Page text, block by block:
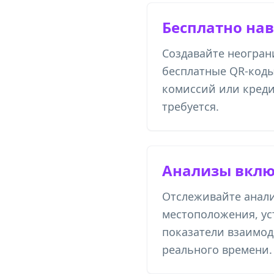
Бесплатно
Создавайте
бесплатные QR-
комиссий или
требуется.
Анализы
Отслеживайте
местоположения,
показатели
реального времени.